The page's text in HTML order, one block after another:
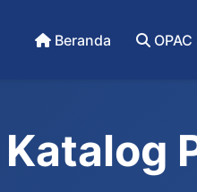
Beranda OPAC
Katalog